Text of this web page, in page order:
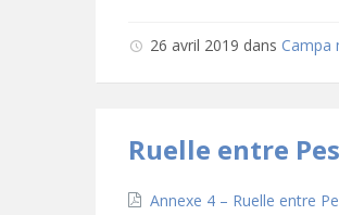
26 avril 2019 dans Campa
Ruelle entre
Téléchargements
Annexe 4 – Ruelle entre